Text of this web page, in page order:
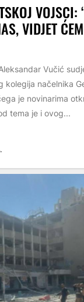
VOJSCI:
VIDJET
Vučić
kolegija načelnika
je novinarima
tema je i ovog...